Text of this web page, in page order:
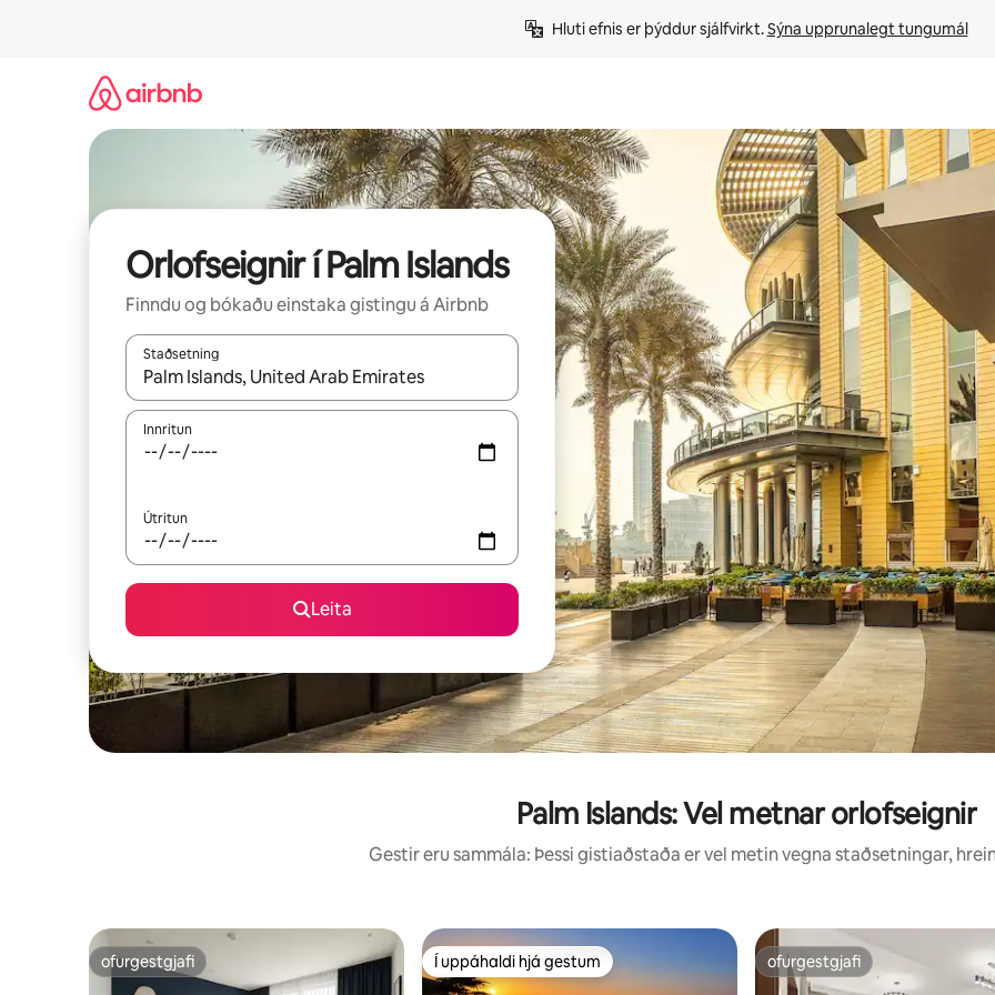
Hluti efnis er þýddur sjálfvirkt. Sýna upprunalegt tungumál
Orlofseignir í Palm Islands
Finndu og bókaðu einstaka gistingu á Airbnb
Staðsetning
Þegar niðurstöður liggja fyrir skaltu nota upp og niður örvalyklana eða skoða með því að snerta eða strjúka.
Innritun
Útritun
Leita
Palm Islands: Vel metnar orlofseignir
Gestir eru sammála: Þessi gistiaðstaða er vel metin vegna staðsetningar,
ofurgestgjafi
ofurgestgjafi Í uppáhaldi hjá gestum
Í uppáhaldi hjá gestum ofurgestgjafi
ofurgestgjafi